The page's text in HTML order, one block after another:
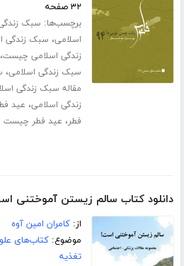
۳۲ صفحه
برچسب‌ها: سبک
اسلامی، سبک زندگی
زندگی اسلامی چیست،
سبک زندگی اسلامی،
مقاله سبک زندگی
زندگی اسلامی، عید
فطر، عید فطر چیست
دانلود کتاب سالم زیستن آموختنی
از:کامران امین آوه
موضوع:کتاب‌های
تغذیه